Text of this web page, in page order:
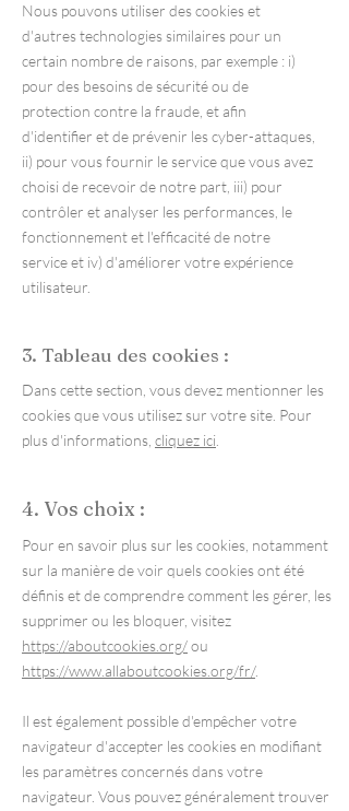
Nous pouvons utiliser des cookies et
d'autres technologies similaires pour un
certain nombre de raisons, par exemple : i)
pour des besoins de sécurité ou de
protection contre la fraude, et afin
d'identifier et de prévenir les cyber-attaques,
ii) pour vous fournir le service que vous avez
choisi de recevoir de notre part, iii) pour
contrôler et analyser les performances, le
fonctionnement et l'efficacité de notre
service et iv) d'améliorer votre expérience
utilisateur.
3. Tableau des cookies :
Dans cette section, vous devez mentionner les
cookies que vous utilisez sur votre site. Pour
plus d'informations, cliquez ici
4. Vos choix :
Pour en savoir plus sur les cookies, notamment
sur la manière de voir quels cookies ont été
définis et de comprendre comment les gérer, les
supprimer ou les bloquer, visitez
https://aboutcookies.org/ou
https://www.allaboutcookies.org/fr/.
Il est également possible d'empêcher votre
navigateur d'accepter les cookies en modifiant
les paramètres concernés dans votre
navigateur. Vous pouvez généralement trouver